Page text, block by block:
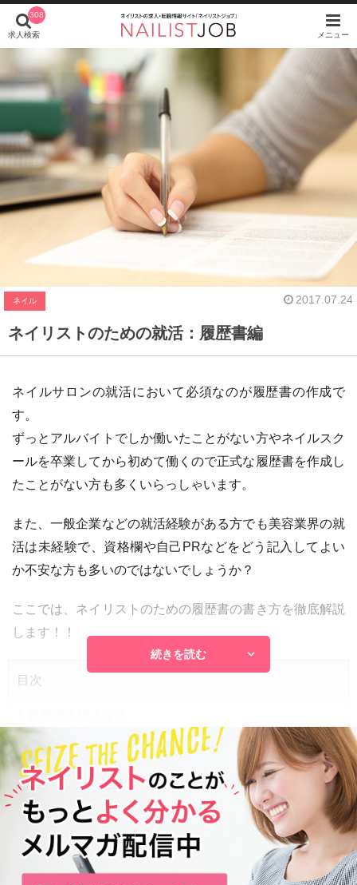
308
求人検索 メニュー
ネイル 2017.07.24
ネイリストのための就活：履歴書編
ネイルサロンの就活において必須なのが履歴書の作成で
す。
ずっとアルバイトでしか働いたことがない方やネイルスク
ールを卒業してから初めて働くので正式な履歴書を作成し
たことがない方も多くいらっしゃいます。
また、一般企業などの就活経験がある方でも美容業界の就
活は未経験で、資格欄や自己PRなどをどう記入してよい
か不安な方も多いのではないでしょうか？
ここでは、ネイリストのための履歴書の書き方を徹底解説
します！！
目次
証明写真を撮る
3記入する
4転職者は必須！職務経歴書
5提出方法
さいごに
続きを読む